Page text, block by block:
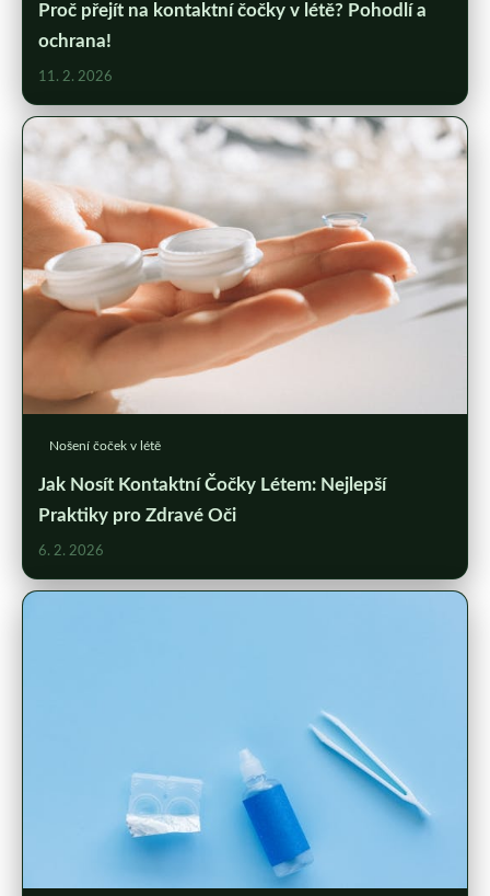
Proč přejít na kontaktní čočky v létě? Pohodlí a
ochrana!
11. 2. 2026
Nošení čoček v létě
Jak Nosít Kontaktní Čočky Létem: Nejlepší
Praktiky pro Zdravé Oči
6. 2. 2026